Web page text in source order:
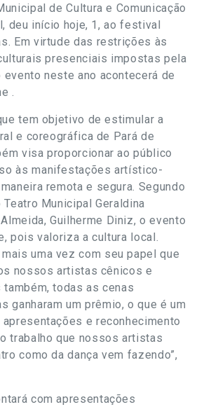
de Cultura e Comunicação
deu início hoje, 1, ao festival
Em virtude das restrições às
presenciais impostas pela
evento neste ano acontecerá de
.
tem objetivo de estimular a
e coreográfica de Pará de
visa proporcionar ao público
às manifestações artístico-
remota e segura. Segundo
Municipal Geraldina
Guilherme Diniz, o evento
pois valoriza a cultura local.
mais uma vez com seu papel que
nossos artistas cênicos e
todas as cenas
ganharam um prêmio, o que é um
e reconhecimento
trabalho que nossos artistas
como da dança vem fazendo”,
com apresentações